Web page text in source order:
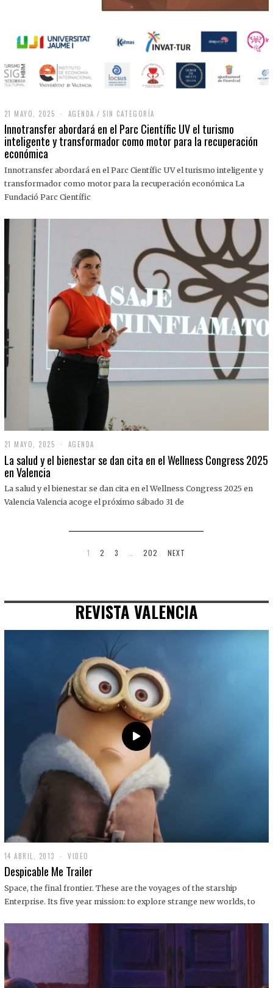
21 MAYO, 2025
M
A
Y
,
0
2
AGENDA / SIN CATEGORÍA
Innotransfer abordará en el Parc Científic UV el turismo
inteligente y transformador como motor para la recuperación
económica
Innotransfer abordará en el Parc Científic UV el turismo inteligente y
transformador como motor para la recuperación económica La
Fundació Parc Científic
21 MAYO, 2025
1
M
O
,
AGENDA
La salud y el bienestar se dan cita en el Wellness Congress 2025
en Valencia
La salud y el bienestar se dan cita en el Wellness Congress 2025 en
Valencia Valencia acoge el próximo sábado 31 de
1 2 3 202 NEXT
REVISTA VALENCIA
14 ABRIL, 2013
9
D
C
I
1
VIDEO
Despicable Me Trailer
Space, the final frontier. These are the voyages of the starship
Enterprise. Its five year mission: to explore strange new worlds, to